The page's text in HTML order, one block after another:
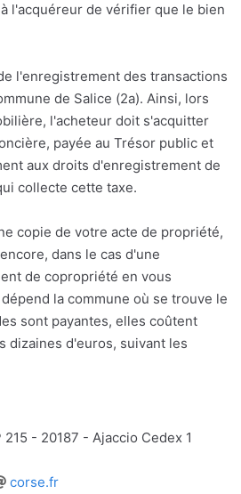
l'acquéreur de vérifier que le bien
l'enregistrement des transactions
de Salice (2a). Ainsi, lors
l'acheteur doit s'acquitter
payée au Trésor public et
aux droits d'enregistrement de
collecte cette taxe.
copie de votre acte de propriété,
dans le cas d'une
de copropriété en vous
la commune où se trouve le
sont payantes, elles coûtent
dizaines d'euros, suivant les
- 20187 - Ajaccio Cedex 1
Site
corse.fr